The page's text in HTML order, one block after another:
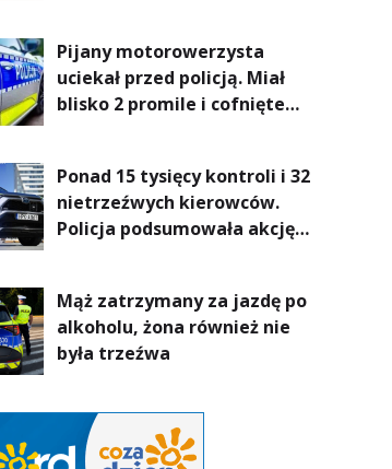
komfort życia i... czystsze
powietrze
Pijany motorowerzysta
uciekał przed policją. Miał
blisko 2 promile i cofnięte
Ponad 15 tysięcy kontroli i 32
nietrzeźwych kierowców.
Policja podsumowała akcję
Mąż zatrzymany za jazdę po
alkoholu, żona również nie
była trzeźwa